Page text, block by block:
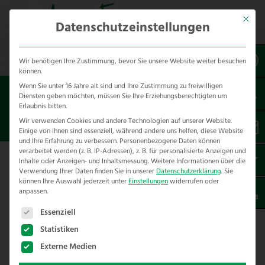
Sie sind hier:
VORARBEITER
Vorarbeiter m/w/d
Wir suchen Dich ! einen Vorarbeiter (m/w/d) mit
handwerklicher Grundausbildung für den Zaunbau.
Mit
Datenschutzeinstellungen
Wir benötigen Ihre Zustimmung, bevor Sie unsere Website weiter besuchen
können.
Wenn Sie unter 16 Jahre alt sind und Ihre Zustimmung zu freiwilligen
Diensten geben möchten, müssen Sie Ihre Erziehungsberechtigten um
Erlaubnis bitten.
Wir verwenden Cookies und andere Technologien auf unserer Website.
Einige von ihnen sind essenziell, während andere uns helfen, diese Website
und Ihre Erfahrung zu verbessern. Personenbezogene Daten können
verarbeitet werden (z. B. IP-Adressen), z. B. für personalisierte Anzeigen und
Inhalte oder Anzeigen- und Inhaltsmessung.Weitere Informationen über die
Verwendung Ihrer Daten finden Sie in unsererDatenschutzerklärung. Sie
können Ihre Auswahl jederzeit unterEinstellungenwiderrufen oder
anpassen.
Es folgt eine Liste der Service-Gruppen, für die eine
Essenziell
Statistiken
Externe Medien